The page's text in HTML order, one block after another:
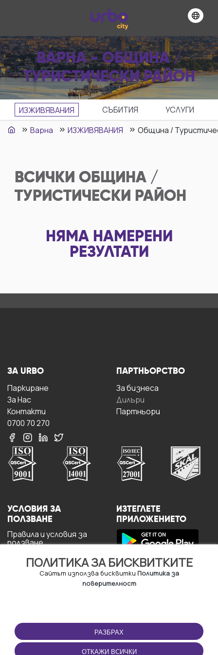
ВАРНА - ОБЩИНА /
ТУРИСТИЧЕСКИ РАЙОН
ИЗЖИВЯВАНИЯ СЪБИТИЯ
УСЛУГИ
Варна
ИЗЖИВЯВАНИЯ Община /
ВСИЧКИ ОБЩИНА /
ТУРИСТИЧЕСКИ РАЙОН
НЯМА НАМЕРЕНИ
РЕЗУЛТАТИ
ПОЛИТИКА ЗА БИСКВИТКИТЕ
Сайтът използва бисквитки Политика за
поверителност
РАЗБРАХ
ОТКАЖИ ВСИЧКИ
ЗА URBO
Паркиране
За Hас
Контакти
0700 70 270
ПАРТНЬОРСТВО
За бизнесa
Дилъри
Партньори
УСЛОВИЯ ЗА
ПОЛЗВАНЕ
Правила и условия за
ползване
поверителност
Политика за кукита
ИЗТЕГЛЕТЕ
ПРИЛОЖЕНИЕТО